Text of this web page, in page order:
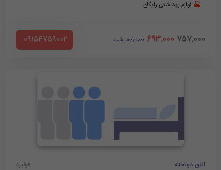
لوازم بهداشتی رایگان
757,000
693,000 تومان/هر شب ‪ 09154759002
اتاق دوتخته فولبرد